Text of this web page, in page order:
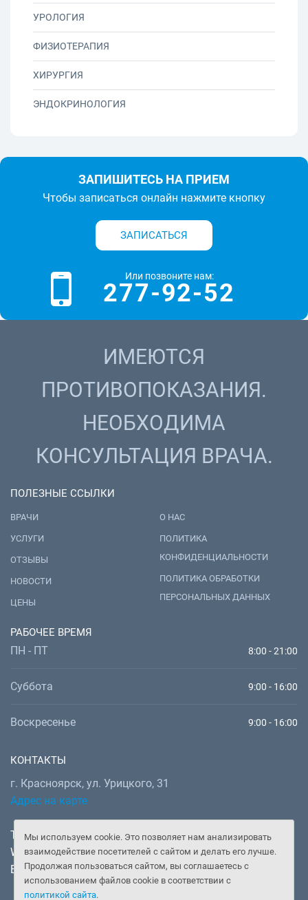
УРОЛОГИЯ
ФИЗИОТЕРАПИЯ
ХИРУРГИЯ
ЭНДОКРИНОЛОГИЯ
ЗАПИШИТЕСЬ НА ПРИЕМ
Чтобы записаться онлайн нажмите кнопку
ЗАПИСАТЬСЯ
Или позвоните нам:
277-92-52
Мы используем cookie. Это позволяет нам анализировать
взаимодействие посетителей с сайтом и делать его лучше.
Продолжая пользоваться сайтом, вы соглашаетесь с
использованием файлов cookie в соответствии с
политикой сайта.
ИМЕЮТСЯ
ПРОТИВОПОКАЗАНИЯ.
НЕОБХОДИМА
КОНСУЛЬТАЦИЯ ВРАЧА.
ПОЛЕЗНЫЕ ССЫЛКИ
ВРАЧИ
УСЛУГИ
ОТЗЫВЫ
НОВОСТИ
ЦЕНЫ
О НАС
ПОЛИТИКА
КОНФИДЕНЦИАЛЬНОСТИ
ПОЛИТИКА ОБРАБОТКИ
ПЕРСОНАЛЬНЫХ ДАННЫХ
РАБОЧЕЕ ВРЕМЯ
ПН - ПТ 8:00 - 21:00
Суббота 9:00 - 16:00
Воскресенье 9:00 - 16:00
КОНТАКТЫ
г. Красноярск, ул. Урицкого, 31
Адрес на карте
Телефон: +7 (391) 277-92-52
WhatsApp, Telegram:+7 (902) 982-02-14
Email: doctor@gooddoctor.ru